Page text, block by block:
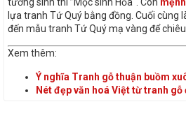
lựa tranh Tứ Quý bằng đồng. Cuối cùng
đến mẫu tranh Tứ Quý mạ vàng để chiêu
Xem thêm:
Ý nghĩa Tranh gỗ thuận buồm
Nét đẹp văn hoá Việt từ tranh